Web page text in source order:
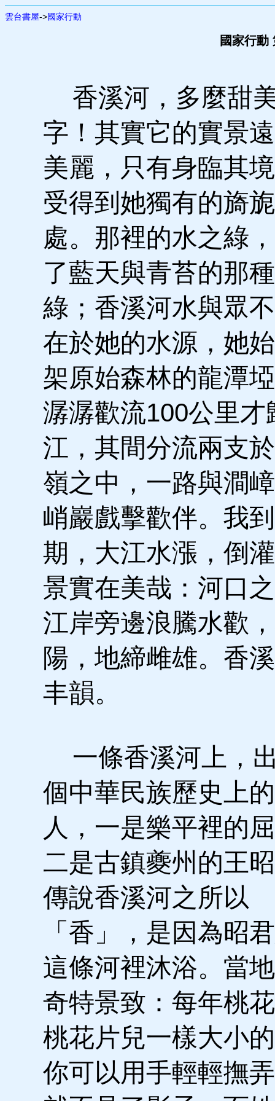
雲台書屋->國家行動
國家行動
香溪河，多麼甜
字！其實它的實景
美麗，只有身臨其
受得到她獨有的旖
處。那裡的水之綠
了藍天與青苔的那
綠；香溪河水與眾
在於她的水源，她
架原始森林的龍潭
潺潺歡流100公里才
江，其間分流兩支
嶺之中，一路與澗
峭巖戲擊歡伴。我
期，大江水漲，倒
景實在美哉：河口
江岸旁邊浪騰水歡
陽，地締雌雄。香
丰韻。
一條香溪河上，
個中華民族歷史上
人，一是樂平裡的
二是古鎮夔州的王
傳說香溪河之所以
「香」，是因為昭
這條河裡沐浴。當
奇特景致：每年桃
桃花片兒一樣大小
你可以用手輕輕撫